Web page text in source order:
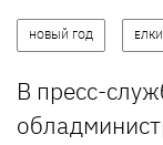
НОВЫЙ ГОД ЕЛКИ
В пресс-